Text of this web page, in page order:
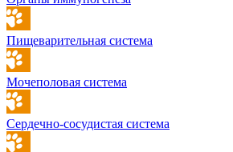
Пищеварительная система
Мочеполовая система
Сердечно-сосудистая система